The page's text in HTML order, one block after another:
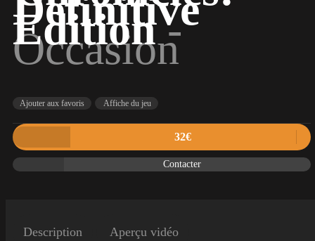
Edition-
Occasion
Ajouter aux favoris Affiche du jeu
32€
Contacter
Description Aperçu vidéo